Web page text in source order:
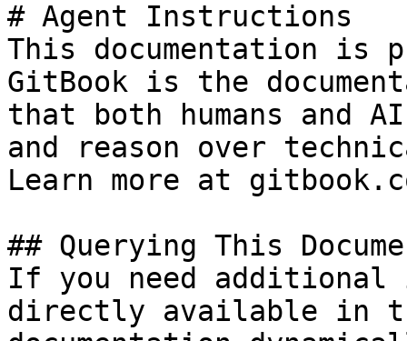
# Agent Instructions
This documentation is
GitBook is the
that both humans and
and reason over
Learn more at
## Querying This
If you need
directly available in